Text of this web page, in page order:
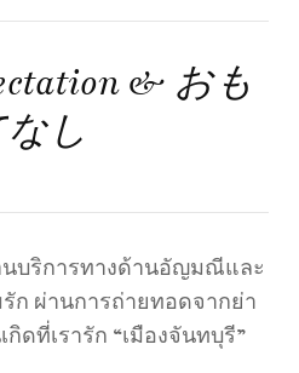
& おも
なし
นบริการทางด้านอัญมณีและ
ก ผ่านการถ่ายทอดจากย่า
ที่เรารัก “เมืองจันทบุรี”